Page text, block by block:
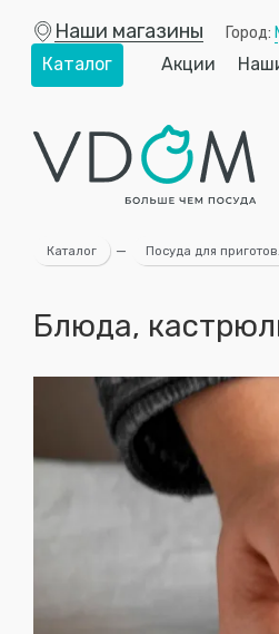
Наши магазины Город:
Каталог Акции
Каталог — Посуда для
Блюда,